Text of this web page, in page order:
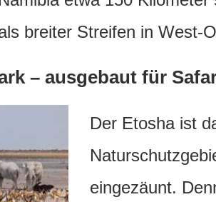
breiter Streifen in West-
– ausgebaut für
Der Etosha ist
eingezäunt.